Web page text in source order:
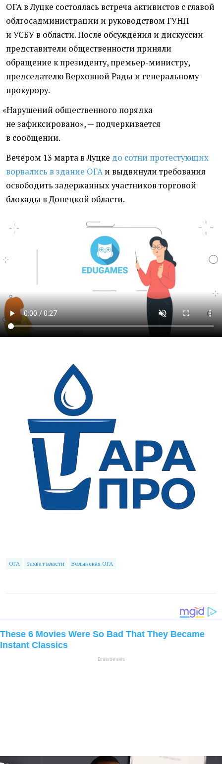
ОГА в Луцке состоялась встреча активистов с главой
облгосадминистрации и руководством ГУНП
и УСБУ в области. После обсуждения и дискуссии
представители общественности приняли
обращение к президенту, премьер-министру,
председателю Верховной Рады и генеральному
прокурору.
«Нарушений общественного порядка
не зафиксировано», — подчеркивается
в сообщении.
Вечером 13 марта в Луцке до сотни протестующих
ворвались в здание ОГАи выдвинули требования
освободить задержанных участников торговой
блокады в Донецкой области.
ОГА захват власти Волынская ОГА